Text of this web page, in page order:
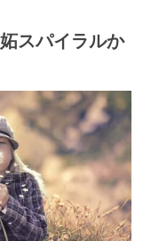
スパイラルか